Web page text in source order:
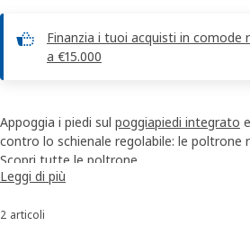
Finanzia i tuoi acquisti in comode
a €15.000
Appoggia i piedi sul poggiapiedi integrato
contro lo schienale regolabile: le poltrone
per ritagliarti uno spazio personale dove
semplicemente riposare e si sposano alla
contemporaneo puoi scegliere le nostre
Scopri tutte le poltrone
Leggi di più
Ordina e filtra
2 articoli